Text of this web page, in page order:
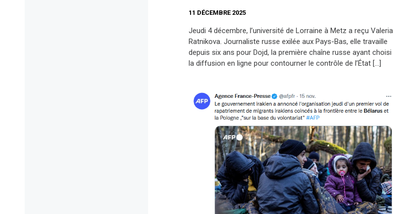
11 DÉCEMBRE 2025
Jeudi 4 décembre, l’université de Lorraine à Metz a reçu Valeria
Ratnikova. Journaliste russe exilée aux Pays-Bas, elle travaille
depuis six ans pour Dojd, la première chaîne russe ayant choisi
la diffusion en ligne pour contourner le contrôle de l’État […]